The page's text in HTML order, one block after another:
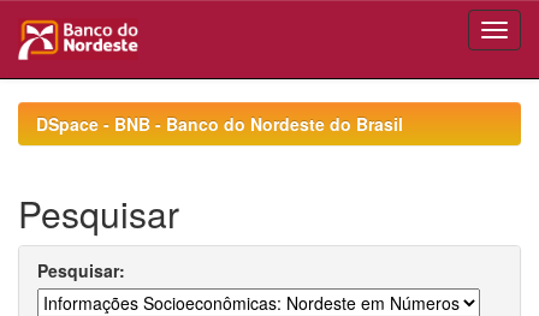
navigationDSpace - BNB - Banco do Nordeste do Brasil
Pesquisar
Pesquisar: